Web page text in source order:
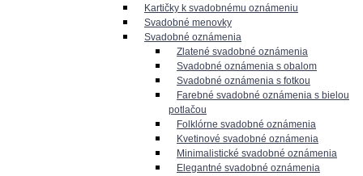
Kartičky k svadobnému oznámeniu
Svadobné menovky
Svadobné oznámenia
Zlatené svadobné oznámenia
Svadobné oznámenia s obalom
Svadobné oznámenia s fotkou
Farebné svadobné oznámenia s bielou
potlačou
Folklórne svadobné oznámenia
Kvetinové svadobné oznámenia
Minimalistické svadobné oznámenia
Elegantné svadobné oznámenia